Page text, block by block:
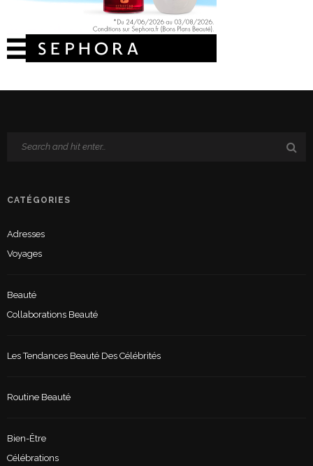
CATÉGORIES
Adresses
Voyages
Beauté
Collaborations Beauté
Les Tendances Beauté Des Célébrités
Routine Beauté
Bien-Être
Célébrations